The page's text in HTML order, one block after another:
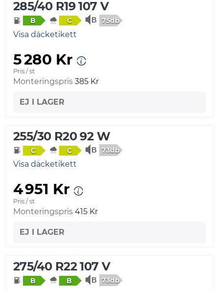
285/40 R19 107 V
B C 75db
Visa däcketikett
5 280 Kr
Pris / st
Monteringspris 385 Kr
EJ I LAGER
255/30 R20 92 W
C C 73db
Visa däcketikett
4 951 Kr
Pris / st
Monteringspris 415 Kr
EJ I LAGER
275/40 R22 107 V
B B 73db